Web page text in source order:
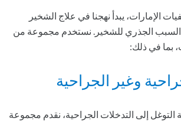
الإمارات، يبدأ نهجنا في علاج الشخير
السبب الجذري للشخير. نستخدم مجموعة من
بما في ذلك:
وغير الجراحية
إلى التدخلات الجراحية، نقدم مجموعة